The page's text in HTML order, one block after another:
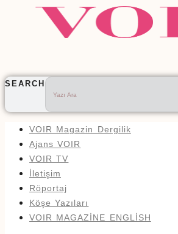
SEARCH
VOIR Magazin Dergilik
Ajans VOIR
VOIR TV
İletişim
Röportaj
Köşe Yazıları
VOIR MAGAZİNE ENGLİSH